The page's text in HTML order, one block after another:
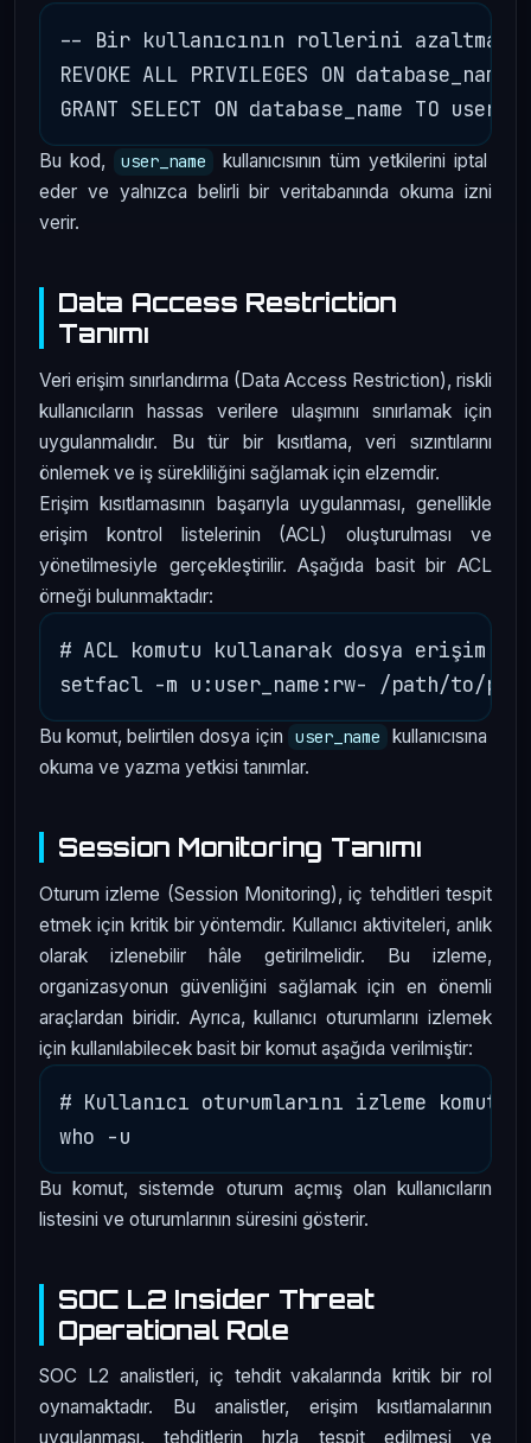
-- Bir kullanıcının rollerini azaltma
REVOKE ALL PRIVILEGES ON database_name
Bu kod, user_name
kullanıcısının tüm yetkilerini iptal
eder ve yalnızca belirli bir veritabanında okuma izni
verir.
Data Access Restriction
Tanımı
Veri erişim sınırlandırma (Data Access Restriction), riskli
kullanıcıların hassas verilere ulaşımını sınırlamak için
uygulanmalıdır. Bu tür bir kısıtlama, veri sızıntılarını
önlemek ve iş sürekliliğini sağlamak için elzemdir.
Erişim kısıtlamasının başarıyla uygulanması, genellikle
erişim kontrol listelerinin (ACL) oluşturulması ve
yönetilmesiyle gerçekleştirilir. Aşağıda basit bir ACL
örneği bulunmaktadır:
# ACL komutu kullanarak dosya erişim
Bu komut, belirtilen dosya için user_name
kullanıcısına
okuma ve yazma yetkisi tanımlar.
Session Monitoring Tanımı
Oturum izleme (Session Monitoring), iç tehditleri tespit
etmek için kritik bir yöntemdir. Kullanıcı aktiviteleri, anlık
olarak izlenebilir hâle getirilmelidir. Bu izleme,
organizasyonun güvenliğini sağlamak için en önemli
araçlardan biridir. Ayrıca, kullanıcı oturumlarını izlemek
için kullanılabilecek basit bir komut aşağıda verilmiştir:
# Kullanıcı oturumlarını izleme komutu
Bu komut, sistemde oturum açmış olan kullanıcıların
listesini ve oturumlarının süresini gösterir.
SOC L2 Insider Threat
Operational Role
SOC L2 analistleri, iç tehdit vakalarında kritik bir rol
oynamaktadır. Bu analistler, erişim kısıtlamalarının
uygulanması, tehditlerin hızla tespit edilmesi ve